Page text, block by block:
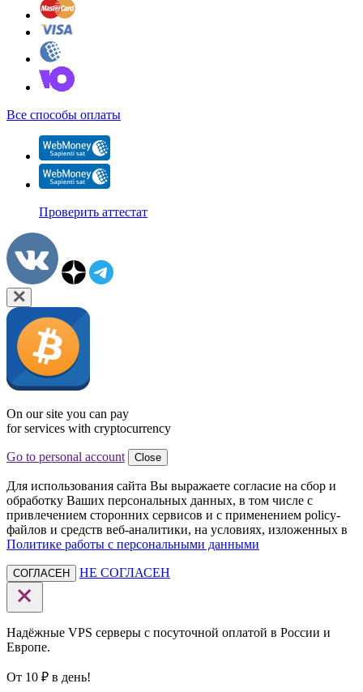
Все способы оплаты
Проверить аттестат
On our site you can pay
for services with cryptocurrency
Go to personal account Close
Для использования сайта Вы выражаете согласие на сбор и
обработку Ваших персональных данных, в том числе с
привлечением сторонних сервисов и с применением policy-
файлов и средств веб-аналитики, на условиях, изложенных в
Политике работы с персональными данными
СОГЛАСЕН НЕ СОГЛАСЕН
Надёжные VPS серверы с посуточной оплатой в России и
Европе.
От 10 ₽ в день!